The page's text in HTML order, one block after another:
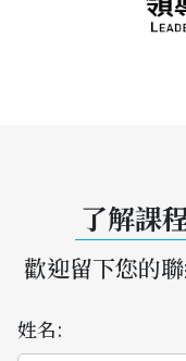
了解課
歡迎留下您的
姓名: